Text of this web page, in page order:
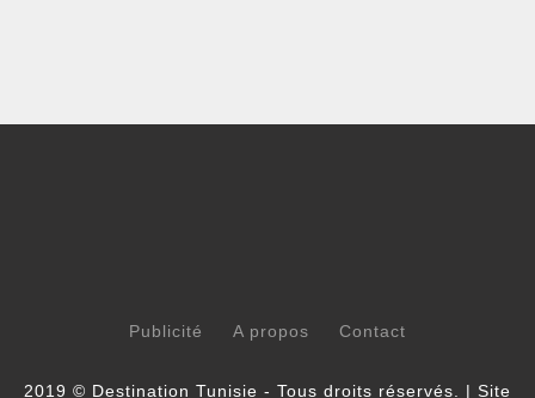
Publicité A propos Contact
2019 © Destination Tunisie - Tous droits réservés. | Site